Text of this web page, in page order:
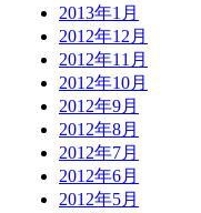
2013年1月
2012年12月
2012年11月
2012年10月
2012年9月
2012年8月
2012年7月
2012年6月
2012年5月